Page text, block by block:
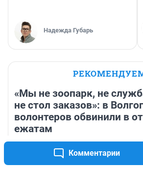
Комментарии
МНЕНИЕ
«Финал не совпал с
смотреть фильм
«Старый орел» на
большом экране —
честная рецензия
Надежда Губарь